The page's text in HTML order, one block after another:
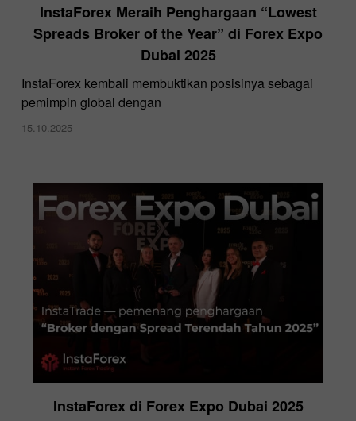
InstaForex Meraih Penghargaan “Lowest
Spreads Broker of the Year” di Forex Expo
Dubai 2025
InstaForex kembali membuktikan posisinya sebagai
pemimpin global dengan
15.10.2025
InstaForex di Forex Expo Dubai 2025